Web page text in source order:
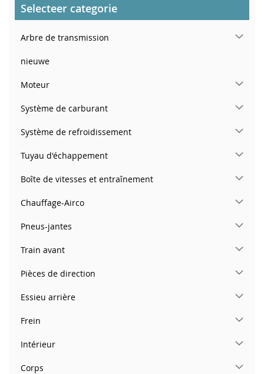
Selecteer categorie
Arbre de transmission
nieuwe
Moteur
Système de carburant
Système de refroidissement
Tuyau d'échappement
Boîte de vitesses et entraînement
Chauffage-Airco
Pneus-jantes
Train avant
Pièces de direction
Essieu arrière
Frein
Intérieur
Corps